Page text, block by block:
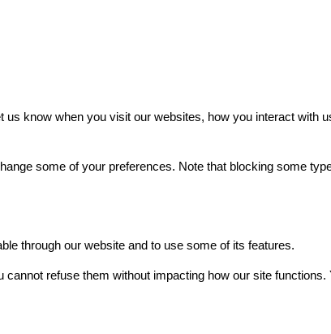
know when you visit our websites, how you interact with
some of your preferences. Note that blocking some
through our website and to use some of its features.
refuse them without impacting how our site